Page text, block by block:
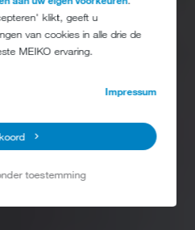
klikt, geeft u
van cookies in alle drie de
MEIKO ervaring.
Impressum
toestemming